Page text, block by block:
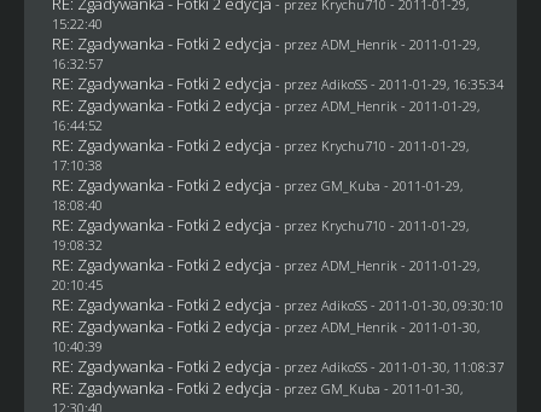
- przez Krychu710 - 2011-01-29,
15:22:40
RE: Zgadywanka - Fotki 2 edycja - przez ADM_Henrik - 2011-01-29,
16:32:57
RE: Zgadywanka - Fotki 2 edycja - przez AdikoSS - 2011-01-29, 16:35:34
RE: Zgadywanka - Fotki 2 edycja - przez ADM_Henrik - 2011-01-29,
16:44:52
RE: Zgadywanka - Fotki 2 edycja - przez Krychu710 - 2011-01-29,
17:10:38
RE: Zgadywanka - Fotki 2 edycja - przez GM_Kuba - 2011-01-29,
18:08:40
RE: Zgadywanka - Fotki 2 edycja - przez Krychu710 - 2011-01-29,
19:08:32
RE: Zgadywanka - Fotki 2 edycja - przez ADM_Henrik - 2011-01-29,
20:10:45
RE: Zgadywanka - Fotki 2 edycja - przez AdikoSS - 2011-01-30, 09:30:10
RE: Zgadywanka - Fotki 2 edycja - przez ADM_Henrik - 2011-01-30,
10:40:39
RE: Zgadywanka - Fotki 2 edycja - przez AdikoSS - 2011-01-30, 11:08:37
RE: Zgadywanka - Fotki 2 edycja - przez GM_Kuba - 2011-01-30,
12:30:40